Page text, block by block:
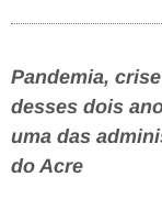
Pandemia,
desses dois
uma das
do Acre